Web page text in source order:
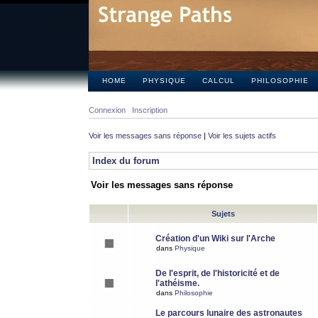
HOME PHYSIQUE CALCUL PHILOSOPHIE
Connexion Inscription
Voir les messages sans réponse | Voir les sujets actifs
Index du forum
Voir les messages sans réponse
Sujets
Création d'un Wiki sur l'Arche
dans Physique
De l'esprit, de l'historicité et de
l'athéisme.
dans Philosophie
Le parcours lunaire des astronautes